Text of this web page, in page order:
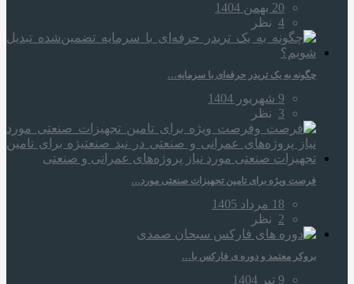
20 بهمن 1404
4 نظر
چگونه به یک تریدر حرفه‌ای با سرمایه…
9 شهریور 1404
3 نظر
فرصت ویژه برای تامین تجهیزات صنعتی مورد…
18 مرداد 1405
2 نظر
بروکر معتمد و دوره‌ ی فارکس با…
9 تیر 1404